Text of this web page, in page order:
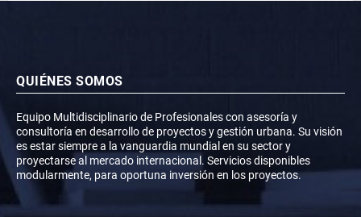
QUIÉNES SOMOS
Equipo Multidisciplinario de Profesionales con asesoría y
consultoría en desarrollo de proyectos y gestión urbana. Su visión
es estar siempre a la vanguardia mundial en su sector y
proyectarse al mercado internacional. Servicios disponibles
modularmente, para oportuna inversión en los proyectos.